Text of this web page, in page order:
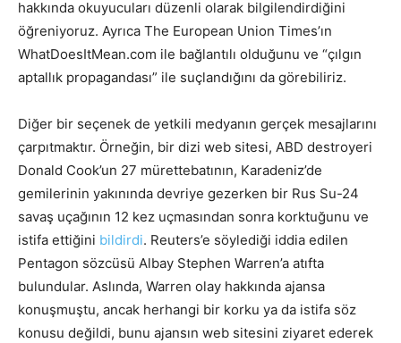
hakkında okuyucuları düzenli olarak bilgilendirdiğini
öğreniyoruz. Ayrıca The European Union Times’ın
WhatDoesItMean.com ile bağlantılı olduğunu ve “çılgın
aptallık propagandası” ile suçlandığını da görebiliriz.
Diğer bir seçenek de yetkili medyanın gerçek mesajlarını
çarpıtmaktır. Örneğin, bir dizi web sitesi, ABD destroyeri
Donald Cook’un 27 mürettebatının, Karadeniz’de
gemilerinin yakınında devriye gezerken bir Rus Su-24
savaş uçağının 12 kez uçmasından sonra korktuğunu ve
istifa ettiğini bildirdi. Reuters’e söylediği iddia edilen
Pentagon sözcüsü Albay Stephen Warren’a atıfta
bulundular. Aslında, Warren olay hakkında ajansa
konuşmuştu, ancak herhangi bir korku ya da istifa söz
konusu değildi, bunu ajansın web sitesini ziyaret ederek